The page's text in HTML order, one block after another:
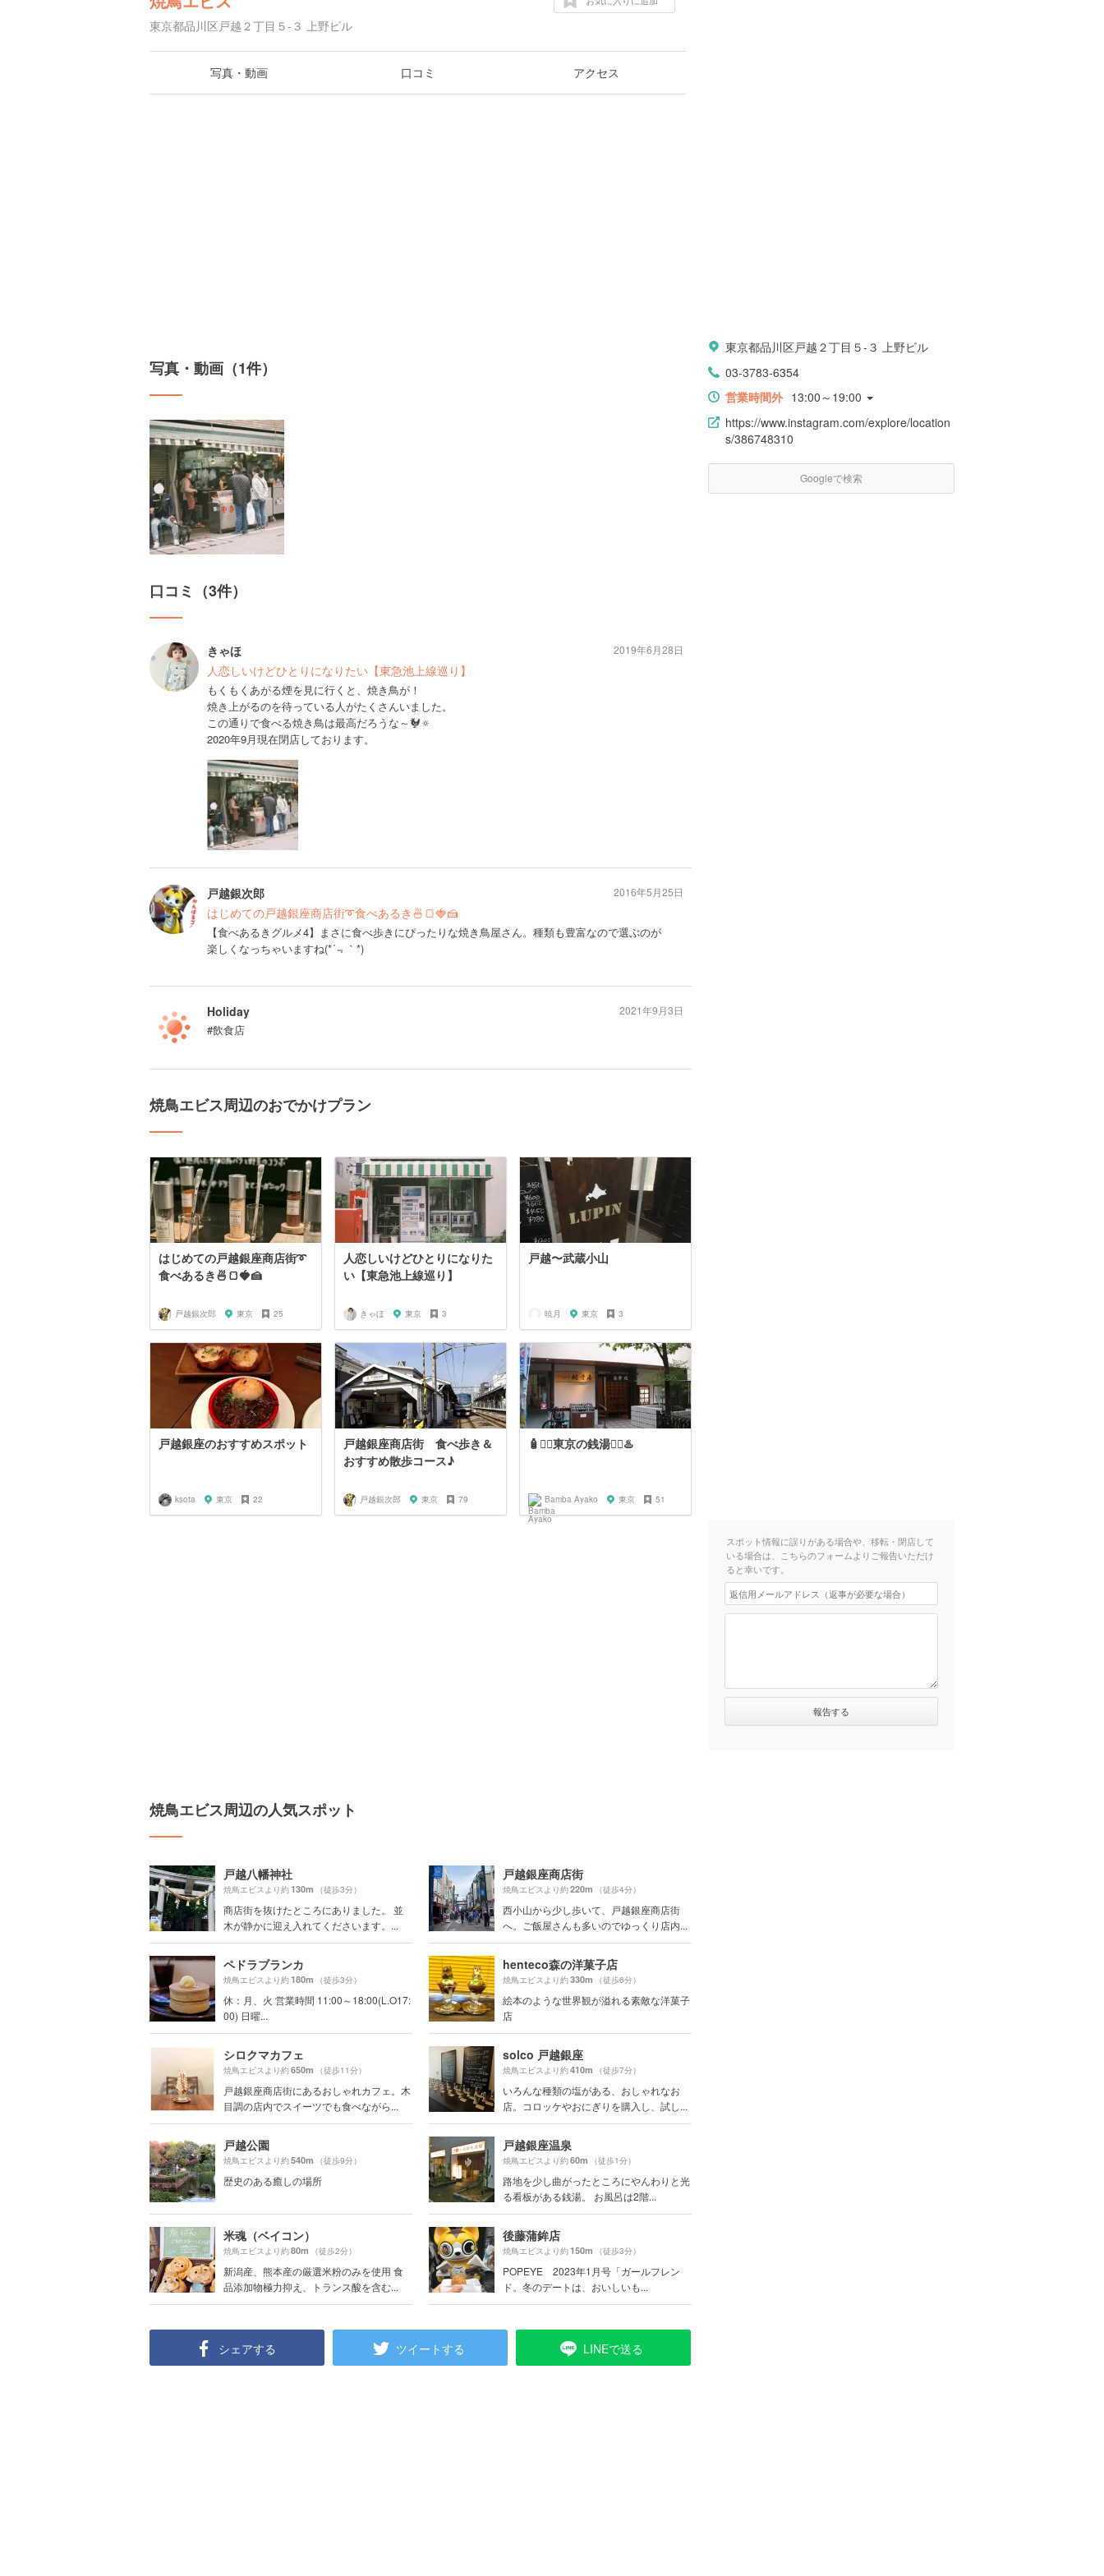
東京都品川区戸越２丁目５-３ 上野ビル
写真・動画 口コミ アクセス
写真・動画（1件）
口コミ（3件）
きゃほ
人恋しいけどひとりになりたい【東急池上線巡り】
もくもくあがる煙を見に行くと、焼き鳥が！
焼き上がるのを待っている人がたくさんいました。
この通りで食べる焼き鳥は最高だろうな～🐓🔅
2020年9月現在閉店しております。
2019年6月28日
戸越銀次郎
はじめての戸越銀座商店街➰食べあるき🍜🍞🍓🍰
【食べあるきグルメ4】まさに食べ歩きにぴったりな焼き鳥屋さん。種類も豊富なので選ぶのが
楽しくなっちゃいますね(*´﹃｀*)
2016年5月25日
Holiday
#飲食店
2021年9月3日
焼鳥エビス周辺のおでかけプラン
はじめての戸越銀座商店街➰
食べあるき🍜🍞🍓🍰
戸越銀次郎 東京 25
人恋しいけどひとりになりた
い【東急池上線巡り】
きゃほ 東京 3
戸越〜武蔵小山
暁月 東京 3
戸越銀座のおすすめスポット
ksota 東京 22
戸越銀座商店街 食べ歩き＆
おすすめ散歩コース♪
戸越銀次郎 東京 79
🧴🧖‍♀️東京の銭湯🧖‍♂️♨️
Bamba Ayako 東京 51
焼鳥エビス周辺の人気スポット
戸越八幡神社
焼鳥エビスより約130m （徒歩3分）
商店街を抜けたところにありました。 並
木が静かに迎え入れてくださいます。...
戸越銀座商店街
焼鳥エビスより約220m （徒歩4分）
西小山から少し歩いて、戸越銀座商店街
へ。ご飯屋さんも多いのでゆっくり店内...
ペドラブランカ
焼鳥エビスより約180m （徒歩3分）
休：月、火 営業時間 11:00～18:00(L.O17:
00) 日曜...
henteco森の洋菓子店
焼鳥エビスより約330m （徒歩6分）
絵本のような世界観が溢れる素敵な洋菓子
店
シロクマカフェ
焼鳥エビスより約650m （徒歩11分）
戸越銀座商店街にあるおしゃれカフェ。木
目調の店内でスイーツでも食べながら...
solco 戸越銀座
焼鳥エビスより約410m （徒歩7分）
いろんな種類の塩がある、おしゃれなお
店。コロッケやおにぎりを購入し、試し...
戸越公園
焼鳥エビスより約540m （徒歩9分）
歴史のある癒しの場所
戸越銀座温泉
焼鳥エビスより約60m （徒歩1分）
路地を少し曲がったところにやんわりと光
る看板がある銭湯。 お風呂は2階...
米魂（ベイコン）
焼鳥エビスより約80m （徒歩2分）
新潟産、熊本産の厳選米粉のみを使用 食
品添加物極力抑え、トランス酸を含む...
後藤蒲鉾店
焼鳥エビスより約150m （徒歩3分）
POPEYE 2023年1月号「ガールフレン
ド。冬のデートは、おいしいも...
シェアする ツイートする LINEで送る
東京都品川区戸越２丁目５-３ 上野ビル
03-3783-6354
営業時間外 13:00～19:00
https://www.instagram.com/explore/location
s/386748310
Googleで検索
スポット情報に誤りがある場合や、移転・閉店して
いる場合は、こちらのフォームよりご報告いただけ
ると幸いです。